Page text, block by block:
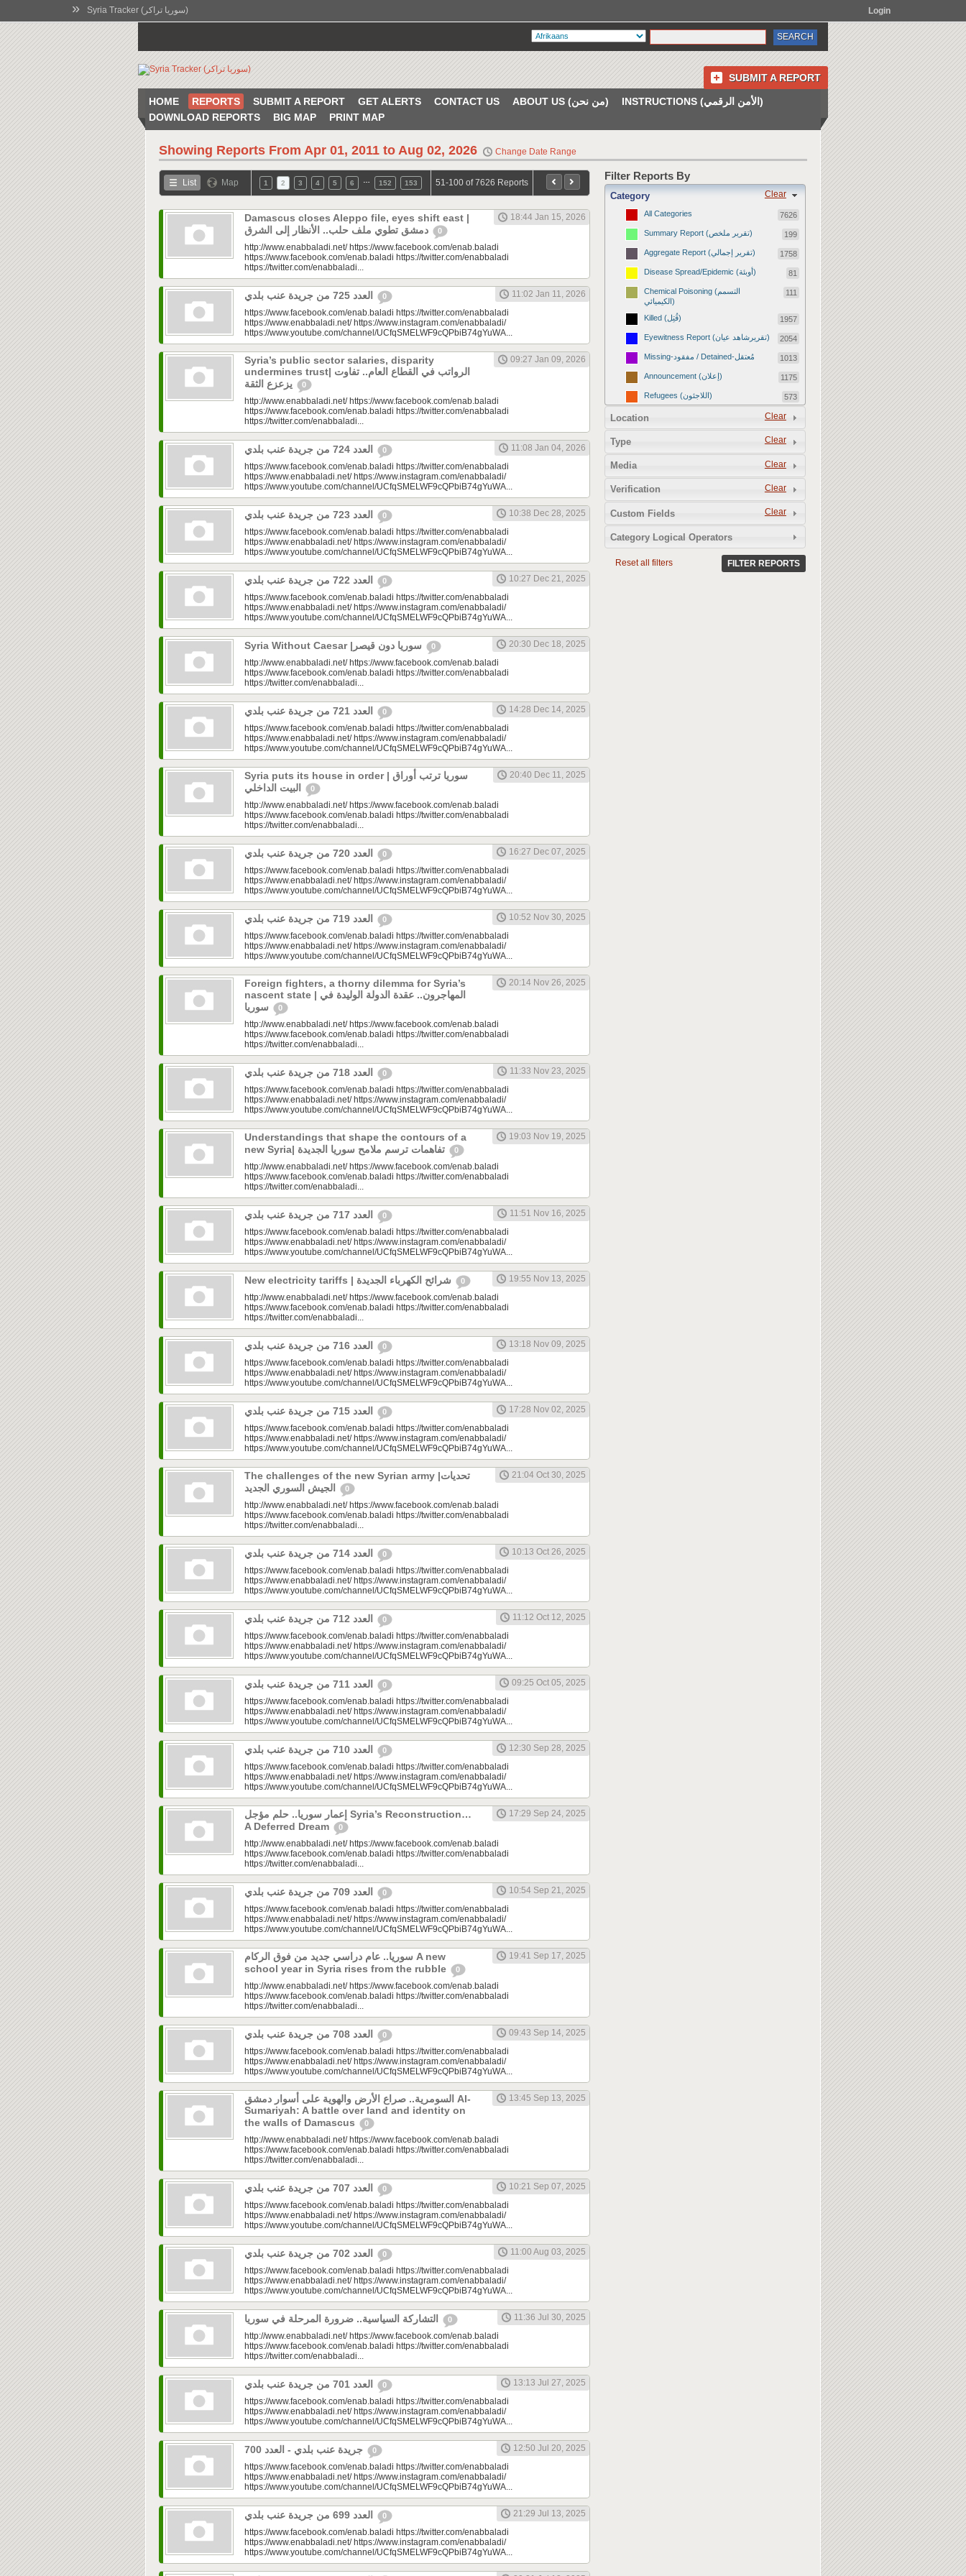
» Syria Tracker (سوريا تراكر) Login
SUBMIT A REPORT
HOME REPORTS SUBMIT A REPORT GET ALERTS CONTACT US ABOUT US (من نحن)
INSTRUCTIONS (الأمن الرقمي)
DOWNLOAD REPORTS
BIG MAP PRINT MAP
Showing Reports From Apr 01, 2011 to Aug 02, 2026 Change Date Range
List Map 1 2 3 4 5 6 152 153 51-100 of 7626 Reports
Damascus closes Aleppo file, eyes shift east |
0
18:44 Jan 15, 2026
http://www.enabbaladi.net/ https://www.facebook.com/enab.baladi
https://www.facebook.com/enab.baladi https://twitter.com/enabbaladi
https://twitter.com/enabbaladi...
0
11:02 Jan 11, 2026
https://www.facebook.com/enab.baladi https://twitter.com/enabbaladi
https://www.enabbaladi.net/ https://www.instagram.com/enabbaladi/
https://www.youtube.com/channel/UCfqSMELWF9cQPbiB74gYuWA...
Syria’s public sector salaries, disparity
undermines trust| الرواتب في القطاع العام.. تفاوت
0
09:27 Jan 09, 2026
http://www.enabbaladi.net/ https://www.facebook.com/enab.baladi
https://www.facebook.com/enab.baladi https://twitter.com/enabbaladi
https://twitter.com/enabbaladi...
0
11:08 Jan 04, 2026
https://www.facebook.com/enab.baladi https://twitter.com/enabbaladi
https://www.enabbaladi.net/ https://www.instagram.com/enabbaladi/
https://www.youtube.com/channel/UCfqSMELWF9cQPbiB74gYuWA...
0
10:38 Dec 28, 2025
https://www.facebook.com/enab.baladi https://twitter.com/enabbaladi
https://www.enabbaladi.net/ https://www.instagram.com/enabbaladi/
https://www.youtube.com/channel/UCfqSMELWF9cQPbiB74gYuWA...
0
10:27 Dec 21, 2025
https://www.facebook.com/enab.baladi https://twitter.com/enabbaladi
https://www.enabbaladi.net/ https://www.instagram.com/enabbaladi/
https://www.youtube.com/channel/UCfqSMELWF9cQPbiB74gYuWA...
0
20:30 Dec 18, 2025
http://www.enabbaladi.net/ https://www.facebook.com/enab.baladi
https://www.facebook.com/enab.baladi https://twitter.com/enabbaladi
https://twitter.com/enabbaladi...
0
14:28 Dec 14, 2025
https://www.facebook.com/enab.baladi https://twitter.com/enabbaladi
https://www.enabbaladi.net/ https://www.instagram.com/enabbaladi/
https://www.youtube.com/channel/UCfqSMELWF9cQPbiB74gYuWA...
Syria puts its house in order | سوريا ترتب أوراق
0
20:40 Dec 11, 2025
http://www.enabbaladi.net/ https://www.facebook.com/enab.baladi
https://www.facebook.com/enab.baladi https://twitter.com/enabbaladi
https://twitter.com/enabbaladi...
0
16:27 Dec 07, 2025
https://www.facebook.com/enab.baladi https://twitter.com/enabbaladi
https://www.enabbaladi.net/ https://www.instagram.com/enabbaladi/
https://www.youtube.com/channel/UCfqSMELWF9cQPbiB74gYuWA...
0
10:52 Nov 30, 2025
https://www.facebook.com/enab.baladi https://twitter.com/enabbaladi
https://www.enabbaladi.net/ https://www.instagram.com/enabbaladi/
https://www.youtube.com/channel/UCfqSMELWF9cQPbiB74gYuWA...
Foreign fighters, a thorny dilemma for Syria’s
nascent state | المهاجرون.. عقدة الدولة الوليدة في
0
20:14 Nov 26, 2025
http://www.enabbaladi.net/ https://www.facebook.com/enab.baladi
https://www.facebook.com/enab.baladi https://twitter.com/enabbaladi
https://twitter.com/enabbaladi...
0
11:33 Nov 23, 2025
https://www.facebook.com/enab.baladi https://twitter.com/enabbaladi
https://www.enabbaladi.net/ https://www.instagram.com/enabbaladi/
https://www.youtube.com/channel/UCfqSMELWF9cQPbiB74gYuWA...
Understandings that shape the contours of a
0
19:03 Nov 19, 2025
http://www.enabbaladi.net/ https://www.facebook.com/enab.baladi
https://www.facebook.com/enab.baladi https://twitter.com/enabbaladi
https://twitter.com/enabbaladi...
0
11:51 Nov 16, 2025
https://www.facebook.com/enab.baladi https://twitter.com/enabbaladi
https://www.enabbaladi.net/ https://www.instagram.com/enabbaladi/
https://www.youtube.com/channel/UCfqSMELWF9cQPbiB74gYuWA...
0
19:55 Nov 13, 2025
http://www.enabbaladi.net/ https://www.facebook.com/enab.baladi
https://www.facebook.com/enab.baladi https://twitter.com/enabbaladi
https://twitter.com/enabbaladi...
0
13:18 Nov 09, 2025
https://www.facebook.com/enab.baladi https://twitter.com/enabbaladi
https://www.enabbaladi.net/ https://www.instagram.com/enabbaladi/
https://www.youtube.com/channel/UCfqSMELWF9cQPbiB74gYuWA...
0
17:28 Nov 02, 2025
https://www.facebook.com/enab.baladi https://twitter.com/enabbaladi
https://www.enabbaladi.net/ https://www.instagram.com/enabbaladi/
https://www.youtube.com/channel/UCfqSMELWF9cQPbiB74gYuWA...
The challenges of the new Syrian army |تحديات
0
21:04 Oct 30, 2025
http://www.enabbaladi.net/ https://www.facebook.com/enab.baladi
https://www.facebook.com/enab.baladi https://twitter.com/enabbaladi
https://twitter.com/enabbaladi...
0
10:13 Oct 26, 2025
https://www.facebook.com/enab.baladi https://twitter.com/enabbaladi
https://www.enabbaladi.net/ https://www.instagram.com/enabbaladi/
https://www.youtube.com/channel/UCfqSMELWF9cQPbiB74gYuWA...
0
11:12 Oct 12, 2025
https://www.facebook.com/enab.baladi https://twitter.com/enabbaladi
https://www.enabbaladi.net/ https://www.instagram.com/enabbaladi/
https://www.youtube.com/channel/UCfqSMELWF9cQPbiB74gYuWA...
0
09:25 Oct 05, 2025
https://www.facebook.com/enab.baladi https://twitter.com/enabbaladi
https://www.enabbaladi.net/ https://www.instagram.com/enabbaladi/
https://www.youtube.com/channel/UCfqSMELWF9cQPbiB74gYuWA...
0
12:30 Sep 28, 2025
https://www.facebook.com/enab.baladi https://twitter.com/enabbaladi
https://www.enabbaladi.net/ https://www.instagram.com/enabbaladi/
https://www.youtube.com/channel/UCfqSMELWF9cQPbiB74gYuWA...
إعمار سوريا.. حلم مؤجل Syria’s Reconstruction…
A Deferred Dream
0
17:29 Sep 24, 2025
http://www.enabbaladi.net/ https://www.facebook.com/enab.baladi
https://www.facebook.com/enab.baladi https://twitter.com/enabbaladi
https://twitter.com/enabbaladi...
0
10:54 Sep 21, 2025
https://www.facebook.com/enab.baladi https://twitter.com/enabbaladi
https://www.enabbaladi.net/ https://www.instagram.com/enabbaladi/
https://www.youtube.com/channel/UCfqSMELWF9cQPbiB74gYuWA...
سوريا.. عام دراسي جديد من فوق الركام A new
school year in Syria rises from the rubble
0
19:41 Sep 17, 2025
http://www.enabbaladi.net/ https://www.facebook.com/enab.baladi
https://www.facebook.com/enab.baladi https://twitter.com/enabbaladi
https://twitter.com/enabbaladi...
0
09:43 Sep 14, 2025
https://www.facebook.com/enab.baladi https://twitter.com/enabbaladi
https://www.enabbaladi.net/ https://www.instagram.com/enabbaladi/
https://www.youtube.com/channel/UCfqSMELWF9cQPbiB74gYuWA...
السومرية.. صراع الأرض والهوية على أسوار دمشق Al-
Sumariyah: A battle over land and identity on
the walls of Damascus
0
13:45 Sep 13, 2025
http://www.enabbaladi.net/ https://www.facebook.com/enab.baladi
https://www.facebook.com/enab.baladi https://twitter.com/enabbaladi
https://twitter.com/enabbaladi...
0
10:21 Sep 07, 2025
https://www.facebook.com/enab.baladi https://twitter.com/enabbaladi
https://www.enabbaladi.net/ https://www.instagram.com/enabbaladi/
https://www.youtube.com/channel/UCfqSMELWF9cQPbiB74gYuWA...
0
11:00 Aug 03, 2025
https://www.facebook.com/enab.baladi https://twitter.com/enabbaladi
https://www.enabbaladi.net/ https://www.instagram.com/enabbaladi/
https://www.youtube.com/channel/UCfqSMELWF9cQPbiB74gYuWA...
0
11:36 Jul 30, 2025
http://www.enabbaladi.net/ https://www.facebook.com/enab.baladi
https://www.facebook.com/enab.baladi https://twitter.com/enabbaladi
https://twitter.com/enabbaladi...
0
13:13 Jul 27, 2025
https://www.facebook.com/enab.baladi https://twitter.com/enabbaladi
https://www.enabbaladi.net/ https://www.instagram.com/enabbaladi/
https://www.youtube.com/channel/UCfqSMELWF9cQPbiB74gYuWA...
0
12:50 Jul 20, 2025
https://www.facebook.com/enab.baladi https://twitter.com/enabbaladi
https://www.enabbaladi.net/ https://www.instagram.com/enabbaladi/
https://www.youtube.com/channel/UCfqSMELWF9cQPbiB74gYuWA...
0
21:29 Jul 13, 2025
https://www.facebook.com/enab.baladi https://twitter.com/enabbaladi
https://www.enabbaladi.net/ https://www.instagram.com/enabbaladi/
https://www.youtube.com/channel/UCfqSMELWF9cQPbiB74gYuWA...
Filter Reports By
Clear
Category
All Categories 7626
Summary Report (تقرير ملخص) 199
Aggregate Report (تقرير إجمالي) 1758
Disease Spread/Epidemic (أوبئة) 81
Chemical Poisoning (التسمم
الكيميائي)
111
Killed (قُتِل) 1957
Eyewitness Report (تقريرشاهد عيان) 2054
Missing-مفقود / Detained-مُعتقل 1013
Announcement (إعلان) 1175
Refugees (اللاجئون) 573
1672
Revenge Killings (القتل بدافع الانتقام) 11
2
13
Clear
Location
Clear
Type
Clear
Media
Clear
Verification
Clear
Custom Fields
Category Logical Operators
Reset all filters FILTER REPORTS